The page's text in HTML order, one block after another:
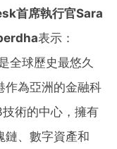
首席執行官Sara
表示：
全球歷史最悠久
作為亞洲的金融科
術的中心，擁有
鏈、數字資產和